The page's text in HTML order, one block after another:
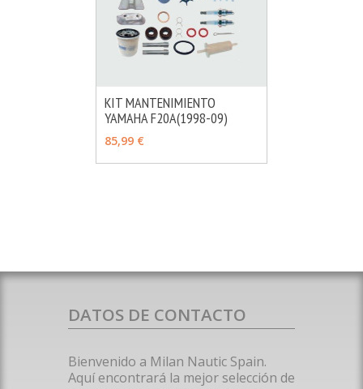
AÑADIR MÁS INFO
KIT MANTENIMIENTO
YAMAHA F20A(1998-09)
85,99 €
DATOS DE CONTACTO
Bienvenido a Milan Nautic Spain.
Aquí encontrará la mejor selección de